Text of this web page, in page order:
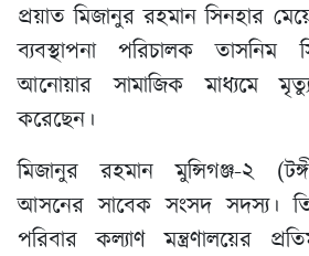
প্রয়াত মিজানুর রহমান সিনহার
ব্যবস্থাপনা পরিচালক
আনোয়ার সামাজিক মাধ্যমে
করেছেন।
মিজানুর রহমান মুন্সিগঞ্জ-২
আসনের সাবেক সংসদ সদস্য।
পরিবার কল্যাণ মন্ত্রণালয়ের